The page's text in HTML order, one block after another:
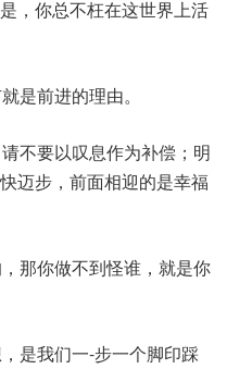
，你总不枉在这世界上活
是前进的理由。
不要以叹息作为补偿；明
迈步，前面相迎的是幸福
那你做不到怪谁，就是你
是我们一-步一个脚印踩